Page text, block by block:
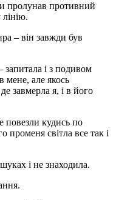
пролунав противний
– він завжди був
і з подивом
мене, але якось
завмерла я, і в його
повезли кудись по
променя світла все так і
і не знаходила.